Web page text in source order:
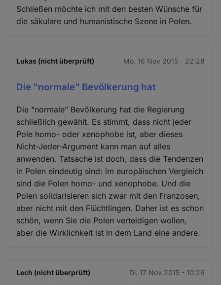
Schließen möchte ich mit den besten Wünsche für
die säkulare und humanistische Szene in Polen.
Lukas (nicht überprüft) Mo. 16 Nov 2015 - 22:28
Die "normale" Bevölkerung hat
Die "normale" Bevölkerung hat die Regierung
schließlich gewählt. Es stimmt, dass nicht jeder
Pole homo- oder xenophobe ist, aber dieses
Nicht-Jeder-Argument kann man auf alles
anwenden. Tatsache ist doch, dass die Tendenzen
in Polen eindeutig sind: im europäischen Vergleich
sind die Polen homo- und xenophobe. Und die
Polen solidarisieren sich zwar mit den Franzosen,
aber nicht mit den Flüchtlingen. Daher ist es schon
schön, wenn Sie die Polen verteidigen wollen,
aber die Wirklichkeit ist in dem Land eine andere.
Lech (nicht überprüft) Di. 17 Nov 2015 - 10:26